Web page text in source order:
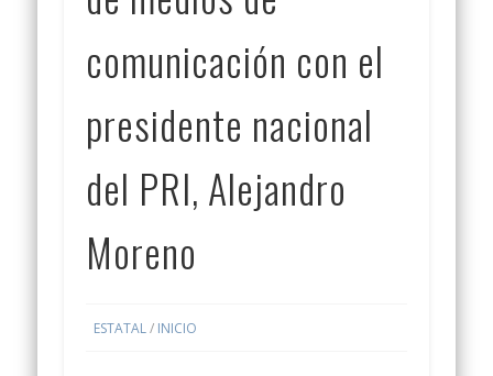
comunicación con el
presidente nacional
del PRI, Alejandro
Moreno
ESTATAL/ INICIO